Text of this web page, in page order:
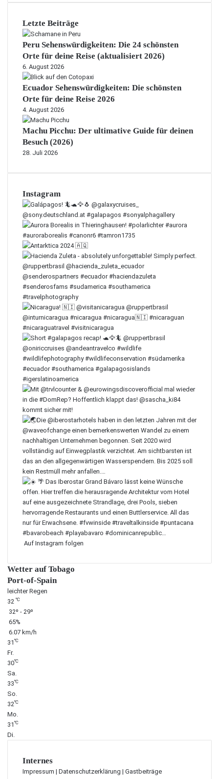
Letzte Beiträge
Peru Sehenswürdigkeiten: Die 24 schönsten
Orte für deine Reise (aktualisiert 2026)
6. August 2026
Ecuador Sehenswürdigkeiten: Die schönsten
Orte für deine Reise 2026
4. August 2026
Machu Picchu: Der ultimative Guide für deinen
Besuch (2026)
28. Juli 2026
Instagram
Auf Instagram folgen
Wetter auf Tobago
Port-of-Spain
leichter Regen
32 ℃
32º - 29º
65%
6.07 km/h
31℃
Fr.
30℃
Sa.
33℃
So.
32℃
Mo.
31℃
Di.
Internes
Impressum | Datenschutzerklärung | Gastbeiträge